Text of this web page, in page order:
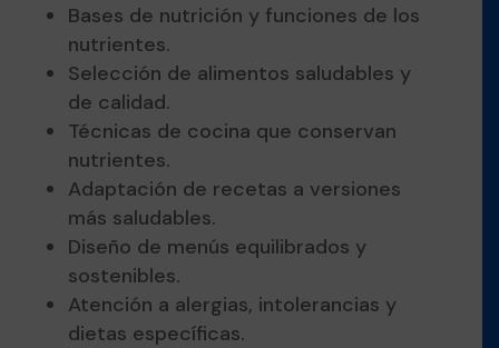
Bases de nutrición y funciones de los
nutrientes.
Selección de alimentos saludables y
de calidad.
Técnicas de cocina que conservan
nutrientes.
Adaptación de recetas a versiones
más saludables.
Diseño de menús equilibrados y
sostenibles.
Atención a alergias, intolerancias y
dietas específicas.